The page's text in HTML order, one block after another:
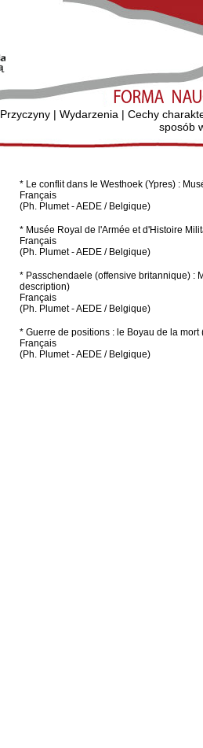
Przyczyny| Wydarzenia | Cechy
sposób
* Le conflit dans le Westhoek (Ypres) :
Français
(Ph. Plumet - AEDE / Belgique)
* Musée Royal de l'Armée et d'Histoire
Français
(Ph. Plumet - AEDE / Belgique)
* Passchendaele (offensive britannique) :
description)
Français
(Ph. Plumet - AEDE / Belgique)
* Guerre de positions : le Boyau de la
Français
(Ph. Plumet - AEDE / Belgique)